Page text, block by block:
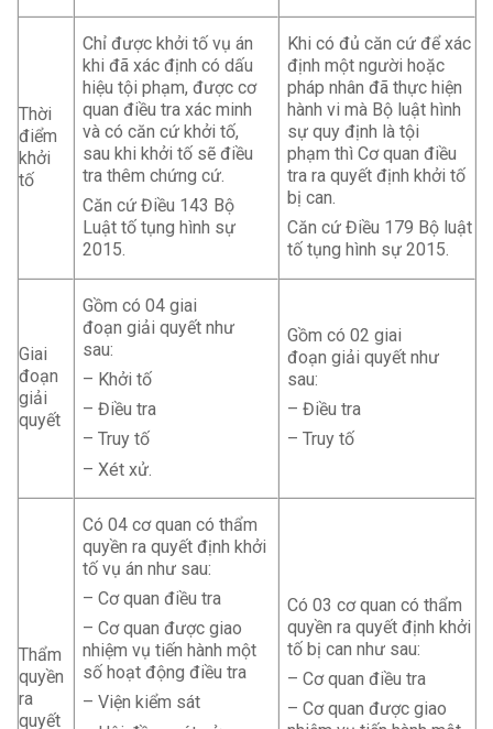
Thời
điểm
khởi
tố
Chỉ được khởi tố vụ án
khi đã xác định có dấu
hiệu tội phạm, được cơ
quan điều tra xác minh
và có căn cứ khởi tố,
sau khi khởi tố sẽ điều
tra thêm chứng cứ.
Căn cứ Điều 143 Bộ
Luật tố tụng hình sự
2015.
Khi có đủ căn cứ để xác
định một người hoặc
pháp nhân đã thực hiện
hành vi mà Bộ luật hình
sự quy định là tội
phạm thì Cơ quan điều
tra ra quyết định khởi tố
bị can.
Căn cứ Điều 179 Bộ luật
tố tụng hình sự 2015.
Giai
đoạn
giải
quyết
Gồm có 04 giai
đoạn giải quyết như
sau:
– Khởi tố
– Điều tra
– Truy tố
– Xét xử.
Gồm có 02 giai
đoạn giải quyết như
sau:
– Điều tra
– Truy tố
Thẩm
quyền
ra
quyết
Có 04 cơ quan có thẩm
quyền ra quyết định khởi
tố vụ án như sau:
– Cơ quan điều tra
– Cơ quan được giao
nhiệm vụ tiến hành một
số hoạt động điều tra
– Viện kiểm sát
Có 03 cơ quan có thẩm
quyền ra quyết định khởi
tố bị can như sau:
– Cơ quan điều tra
– Cơ quan được giao